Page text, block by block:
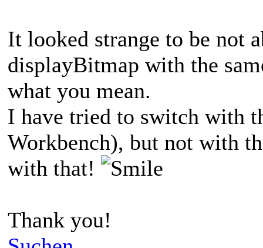
It looked strange to be not
displayBitmap with the
what you mean.
I have tried to switch with
Workbench), but not with
with that!
Thank you!